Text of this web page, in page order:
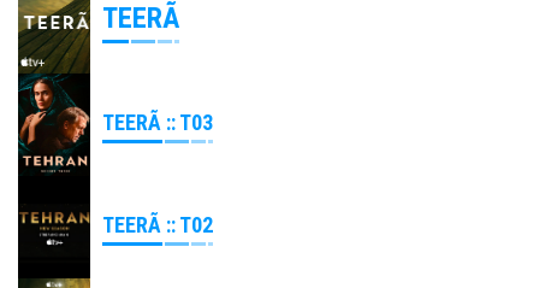
TEERÃ
TEERÃ :: T03
TEERÃ :: T02